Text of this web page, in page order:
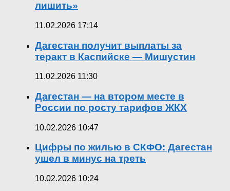
лишить»
11.02.2026 17:14
Дагестан получит выплаты за
теракт в Каспийске — Мишустин
11.02.2026 11:30
Дагестан — на втором месте в
России по росту тарифов ЖКХ
10.02.2026 10:47
Цифры по жилью в СКФО: Дагестан
ушел в минус на треть
10.02.2026 10:24